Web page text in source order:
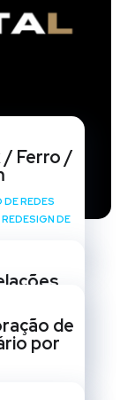
/ Ferro /
REDES
REDESIGN DE
REDESIGN DE
de
por